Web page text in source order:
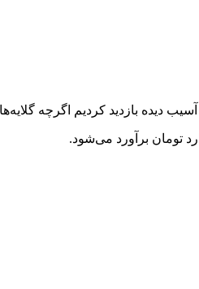
بازدید کردیم اگرچه